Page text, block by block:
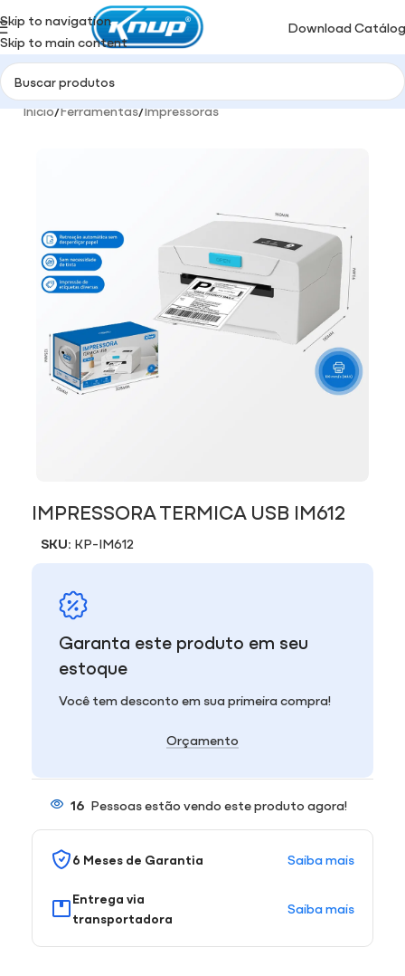
Skip to navigation
Skip to main content
Download
Início/Ferramentas/Impressoras
IMPRESSORA TERMICA USB IM612
SKU: KP-IM612
Garanta este produto em seu
estoque
Você tem desconto em sua primeira compra!
Orçamento
16 Pessoas estão vendo este produto agora!
6 Meses de Garantia Saiba mais
Entrega via
transportadora
Saiba mais